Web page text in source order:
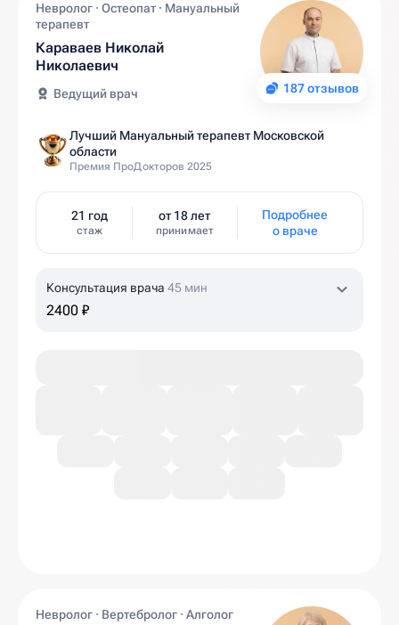
187 отзывов
Невролог · Остеопат · Мануальный
терапевт
Караваев Николай
Николаевич
Ведущий врач
Лучший Мануальный терапевт Московской
области
Премия ПроДокторов 2025
21 год
стаж
от 18 лет
принимает
Подробнее
о враче
Консультация врача 45 мин
2400 ₽
Невролог · Вертебролог · Алголог